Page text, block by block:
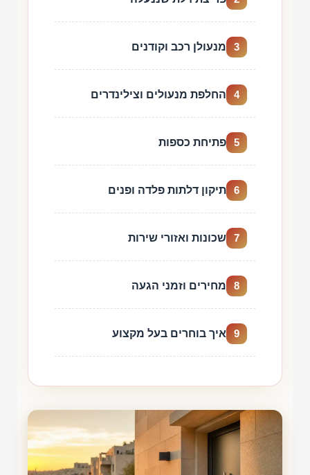
3 מנעולן רכב וקודנים
4 החלפת מנעולים וצילינדרים
5 פתיחת כספות
6 תיקון דלתות פלדה ופנים
7 שכונות ואזורי שירות
8 מחירים וזמני הגעה
9 איך בוחרים בעל מקצוע